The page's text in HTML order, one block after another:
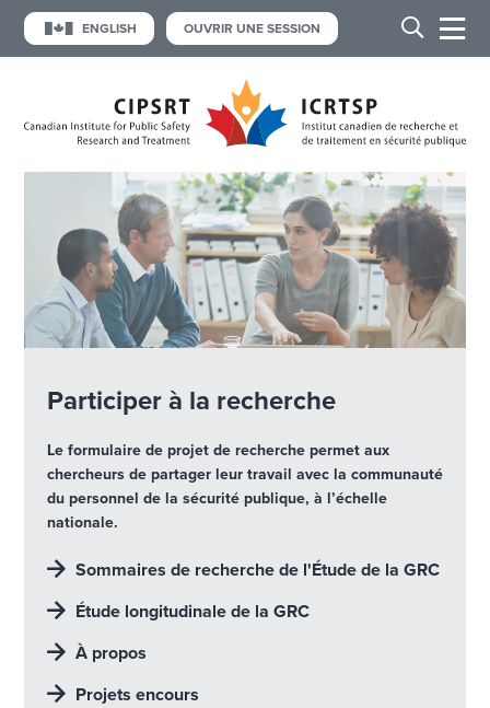
ENGLISH OUVRIR UNE SESSION
Participer à la recherche
Le formulaire de projet de recherche permet aux
chercheurs de partager leur travail avec la communauté
du personnel de la sécurité publique, à l’échelle
nationale.
Sommaires de recherche de l'Étude de la GRC
Étude longitudinale de la GRC
À propos
Projets encours